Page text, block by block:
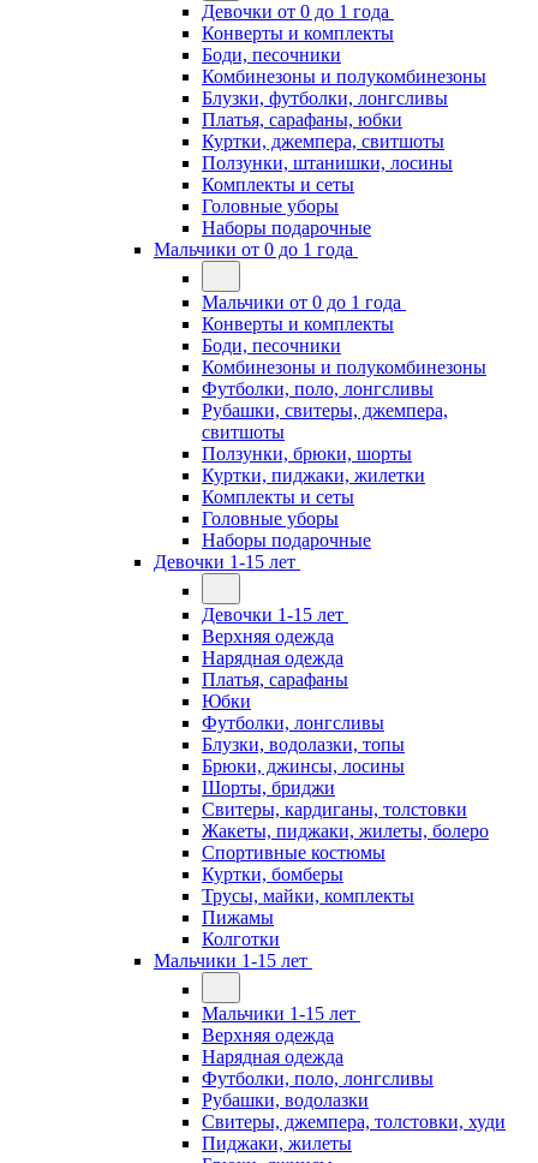
Девочки от 0 до 1 года
Конверты и комплекты
Боди, песочники
Комбинезоны и полукомбинезоны
Блузки, футболки, лонгсливы
Платья, сарафаны, юбки
Куртки, джемпера, свитшоты
Ползунки, штанишки, лосины
Комплекты и сеты
Головные уборы
Наборы подарочные
Мальчики от 0 до 1 года
Мальчики от 0 до 1 года
Конверты и комплекты
Боди, песочники
Комбинезоны и полукомбинезоны
Футболки, поло, лонгсливы
Рубашки, свитеры, джемпера,
свитшоты
Ползунки, брюки, шорты
Куртки, пиджаки, жилетки
Комплекты и сеты
Головные уборы
Наборы подарочные
Девочки 1-15 лет
Девочки 1-15 лет
Верхняя одежда
Нарядная одежда
Платья, сарафаны
Юбки
Футболки, лонгсливы
Блузки, водолазки, топы
Брюки, джинсы, лосины
Шорты, бриджи
Свитеры, кардиганы, толстовки
Жакеты, пиджаки, жилеты, болеро
Спортивные костюмы
Куртки, бомберы
Трусы, майки, комплекты
Пижамы
Колготки
Мальчики 1-15 лет
Мальчики 1-15 лет
Верхняя одежда
Нарядная одежда
Футболки, поло, лонгсливы
Рубашки, водолазки
Свитеры, джемпера, толстовки, худи
Пиджаки, жилеты